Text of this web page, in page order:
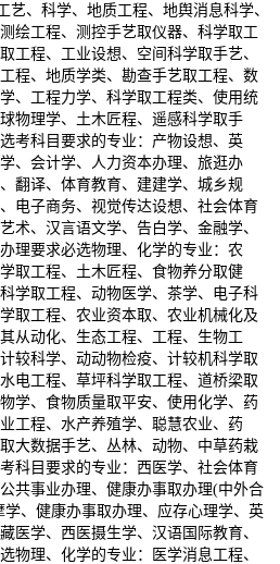
、科学、地质工程、地舆消息科学、
绘工程、测控手艺取仪器、科学取工
工程、工业设想、空间科学取手艺、
程、地质学类、勘查手艺取工程、数
、工程力学、科学取工程类、使用统
物理学、土木匠程、遥感科学取手
考科目要求的专业：产物设想、英
、会计学、人力资本办理、旅逛办
翻译、体育教育、建建学、城乡规
电子商务、视觉传达设想、社会体育
术、汉言语文学、告白学、金融学、
理要求必选物理、化学的专业：农
取工程、土木匠程、食物养分取健
学取工程、动物医学、茶学、电子科
取工程、农业资本取、农业机械化及
从动化、生态工程、工程、生物工
较科学、动动物检疫、计较机科学取
电工程、草坪科学取工程、道桥梁取
学、食物质量取平安、使用化学、药
工程、水产养殖学、聪慧农业、药
大数据手艺、丛林、动物、中草药栽
科目要求的专业：西医学、社会体育
共事业办理、健康办事取办理(中外合
、健康办事取办理、应存心理学、英
医学、西医摄生学、汉语国际教育、
物理、化学的专业：医学消息工程、